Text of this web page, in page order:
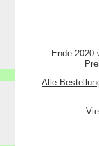
Ende 2020
Alle